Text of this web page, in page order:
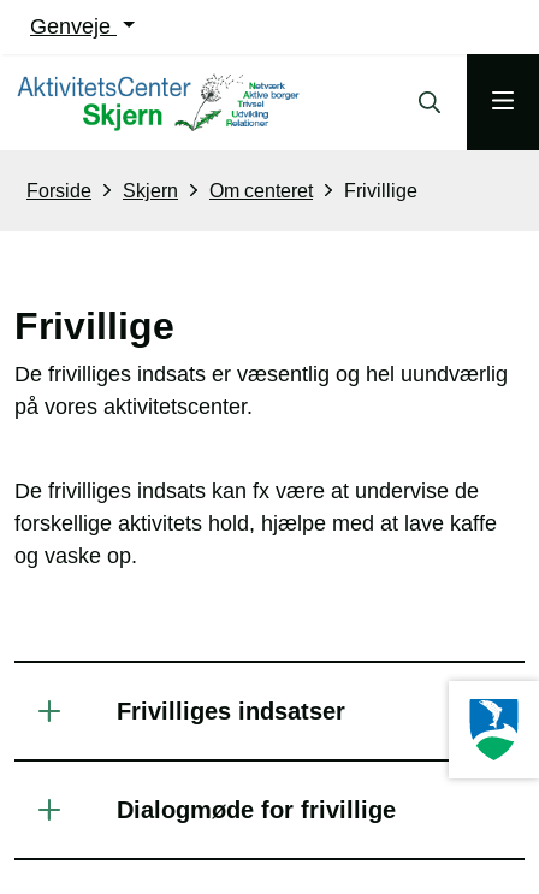
Genveje
Forside Skjern Om centeret Frivillige
Frivillige
De frivilliges indsats er væsentlig og hel uundværlig
på vores aktivitetscenter.
De frivilliges indsats kan fx være at undervise de
forskellige aktivitets hold, hjælpe med at lave kaffe
og vaske op.
Frivilliges indsatser
Dialogmøde for frivillige